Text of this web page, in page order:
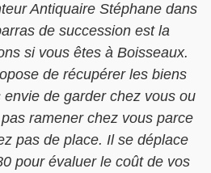
Antiquaire Stéphane dans
de succession est la
si vous êtes à Boisseaux.
de récupérer les biens
envie de garder chez vous ou
ramener chez vous parce
pas de place. Il se déplace
pour évaluer le coût de vos